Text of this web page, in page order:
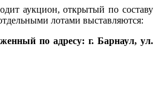
аукцион, открытый по составу
лотами выставляются:
по адресу: г. Барнаул, ул.